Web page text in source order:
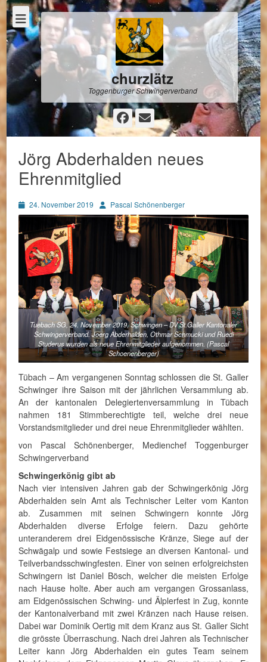
churzlätz
Toggenburger Schwingerverband
Facebook
E-
Mail
Jörg Abderhalden neues
Ehrenmitglied
Posted
on
24. November 2019 AutorPascal Schönenberger
Tuebach SG, 24. November 2019, Schwingen – DV St.Galler Kantonaler
Schwingerverband. Joerg Abderhalden, Othmar Schmucki und Ruedi
Studerus wurden als neue Ehrenmitglieder aufgenommen. (Pascal
Schoenenberger)
Tübach – Am vergangenen Sonntag schlossen die St. Galler
Schwinger ihre Saison mit der jährlichen Versammlung ab.
An der kantonalen Delegiertenversammlung in Tübach
nahmen 181 Stimmberechtigte teil, welche drei neue
Vorstandsmitglieder und drei neue Ehrenmitglieder wählten.
von Pascal Schönenberger, Medienchef Toggenburger
Schwingerverband
Schwingerkönig gibt ab
Nach vier intensiven Jahren gab der Schwingerkönig Jörg
Abderhalden sein Amt als Technischer Leiter vom Kanton
ab. Zusammen mit seinen Schwingern konnte Jörg
Abderhalden diverse Erfolge feiern. Dazu gehörte
unteranderem drei Eidgenössische Kränze, Siege auf der
Schwägalp und sowie Festsiege an diversen Kantonal- und
Teilverbandsschwingfesten. Einer von seinen erfolgreichsten
Schwingern ist Daniel Bösch, welcher die meisten Erfolge
nach Hause holte. Aber auch am vergangen Grossanlass,
am Eidgenössischen Schwing- und Älplerfest in Zug, konnte
der Kantonalverband mit zwei Kränzen nach Hause reisen.
Dabei war Dominik Oertig mit dem Kranz aus St. Galler Sicht
die grösste Überraschung. Nach drei Jahren als Technischer
Leiter kann Jörg Abderhalden ein gutes Team seinem